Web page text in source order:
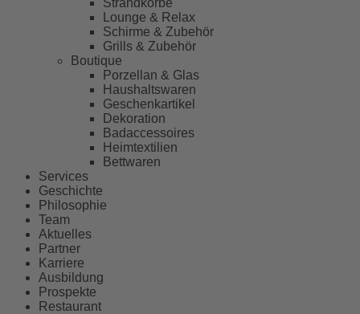
Lounge & Relax
Schirme & Zubehör
Grills & Zubehör
Boutique
Porzellan & Glas
Haushaltswaren
Geschenkartikel
Dekoration
Badaccessoires
Heimtextilien
Bettwaren
Services
Geschichte
Philosophie
Team
Aktuelles
Partner
Karriere
Ausbildung
Prospekte
Restaurant